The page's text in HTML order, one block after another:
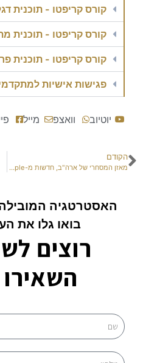
קורס קריפטו - תוכנית
קורס קריפטו - תוכנית
קורס קריפטו - תוכנית
פגישות אישיות
יוטיוב וואצפ מייל
הקודם
מאזן המסחרי של ארה"ב, חדשות מ-Ripple ואינפלציה בסין
האסטרטגיה
בואו גלו את
רוצים